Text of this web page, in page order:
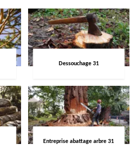
Dessouchage 31
Entreprise abattage arbre 31